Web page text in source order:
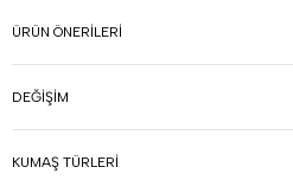
ÜRÜN ÖNERILERI
DEĞIŞIM
KUMAŞ TÜRLERI